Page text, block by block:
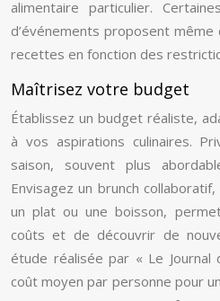
alimentaire particulier.
d’événements proposent
recettes en fonction des
Maîtrisez votre budget
Établissez un budget réaliste,
à vos aspirations culinaires.
saison, souvent plus
Envisagez un brunch
un plat ou une boisson,
coûts et de découvrir de
étude réalisée par « Le
coût moyen par personne pour